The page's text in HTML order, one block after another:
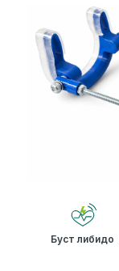
Буст либидо